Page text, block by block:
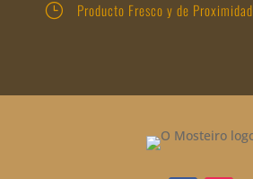
} Producto Fresco y de Proximidad